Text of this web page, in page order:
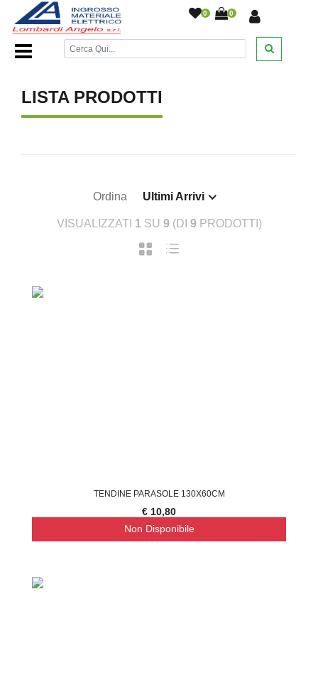
0 0
Home Page//
LISTA PRODOTTI
Ordina Ultimi Arrivi
VISUALIZZATI 1 SU 9 (DI 9 PRODOTTI)
TENDINE PARASOLE 130X60CM
€ 10,80
Non Disponibile